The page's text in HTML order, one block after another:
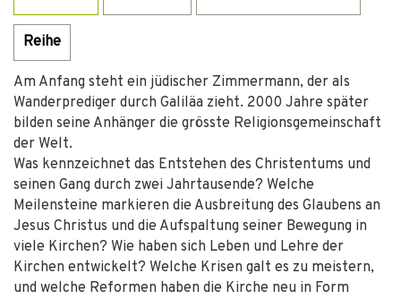
Reihe
Am Anfang steht ein jüdischer Zimmermann, der als
Wanderprediger durch Galiläa zieht. 2000 Jahre später
bilden seine Anhänger die grösste Religionsgemeinschaft
der Welt.
Was kennzeichnet das Entstehen des Christentums und
seinen Gang durch zwei Jahrtausende? Welche
Meilensteine markieren die Ausbreitung des Glaubens an
Jesus Christus und die Aufspaltung seiner Bewegung in
viele Kirchen? Wie haben sich Leben und Lehre der
Kirchen entwickelt? Welche Krisen galt es zu meistern,
und welche Reformen haben die Kirche neu in Form